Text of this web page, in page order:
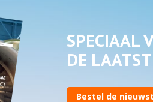
SPECIAAL
DE
Bestel de